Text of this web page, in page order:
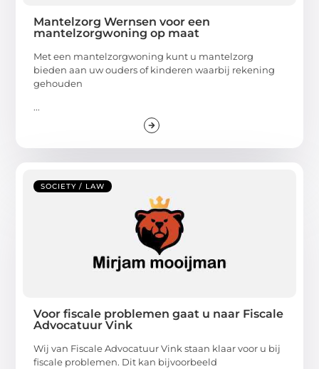
Mantelzorg Wernsen voor een
mantelzorgwoning op maat
Met een mantelzorgwoning kunt u mantelzorg
bieden aan uw ouders of kinderen waarbij rekening
gehouden
...
SOCIETY / LAW
Voor fiscale problemen gaat u naar Fiscale
Advocatuur Vink
Wij van Fiscale Advocatuur Vink staan klaar voor u bij
fiscale problemen. Dit kan bijvoorbeeld